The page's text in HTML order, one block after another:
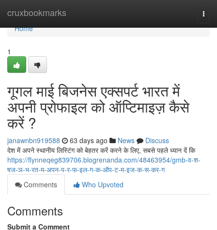
cruxbookmarks
Home
Home
1
गूगल माई बिजनेस एक्सपर्ट भारत में
अपनी प्रोफाइल को ऑप्टिमाइज़ कैसे
करें ?
janawnbn919588 63 days ago News
Discuss
देश में अपने स्थानीय लिस्टिंग को बेहतर करें करने के लिए, सबसे पहले ध्यान दें कि
https://flynneqeg839706.blogrenanda.com/48463954/gmb-व-श-
षज-ञ-भ-रत-म-अपन-प-र-फ-इल-ग-क-ऑप-ट-म-इज-क-स-कर-ग
Comments
Who Upvoted
Comments
Submit a Comment